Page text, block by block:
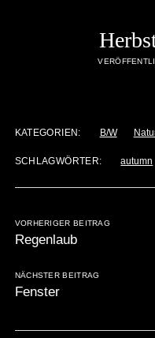
KATEGORIEN: B/W
SCHLAGWÖRTER: autumn
VORHERIGER BEITRAG
Regenlaub
NÄCHSTER BEITRAG
Fenster